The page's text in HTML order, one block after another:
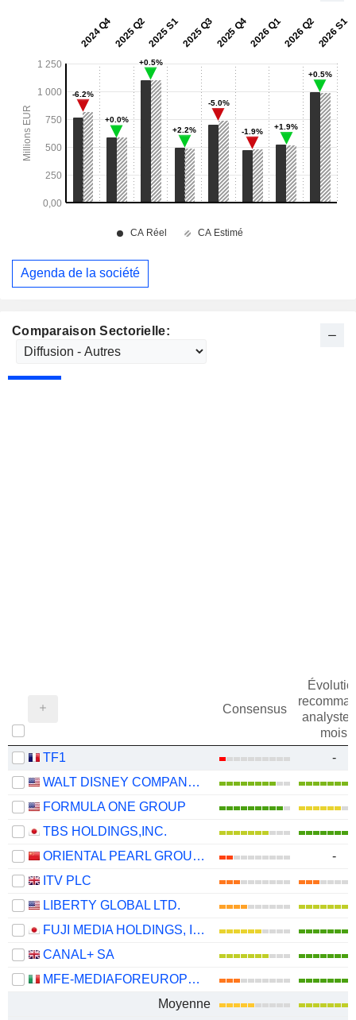
Comparaison Sectorielle:
Consensus
mois
TF1
-
WALT DISNEY COMPANY (THE)
FORMULA ONE GROUP
TBS HOLDINGS,INC.
ORIENTAL PEARL GROUP CO.,LTD.
-
ITV PLC
LIBERTY GLOBAL LTD.
FUJI MEDIA HOLDINGS, INC.
CANAL+ SA
MFE-MEDIAFOREUROPE N.V.
Moyenne
Agenda de la société